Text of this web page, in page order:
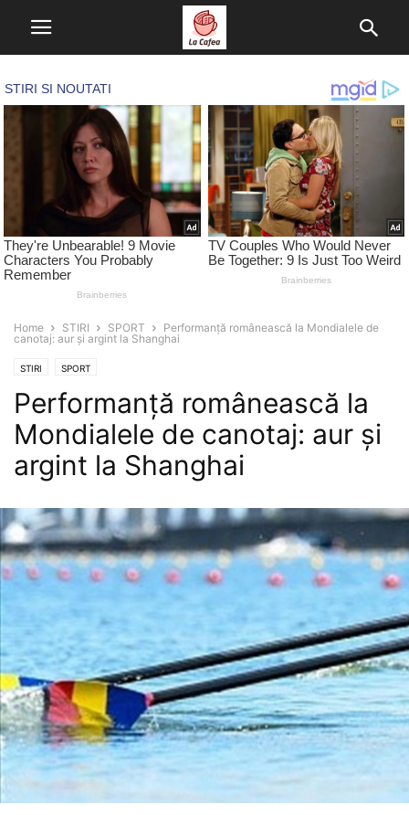
Home STIRI SPORT
Performanţă românească la Mondialele de
canotaj: aur și argint la Shanghai
STIRI SPORT
Performanţă românească la
Mondialele de canotaj: aur și
argint la Shanghai